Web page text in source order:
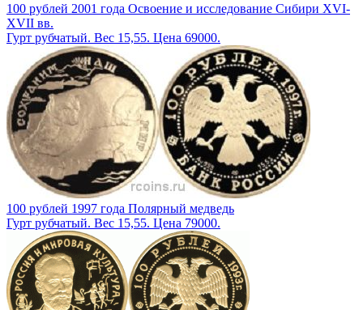
100 рублей 2001 года Освоение и исследование Сибири XVI-
XVII вв.
Гурт рубчатый. Вес 15,55. Цена 69000.
100 рублей 1997 года Полярный медведь
Гурт рубчатый. Вес 15,55. Цена 79000.